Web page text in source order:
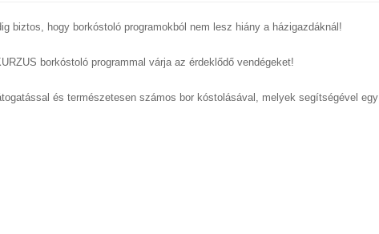
biztos, hogy borkóstoló programokból nem lesz hiány a házigazdáknál!
borkóstoló programmal várja az érdeklődő vendégeket!
és természetesen számos bor kóstolásával, melyek segítségével egy